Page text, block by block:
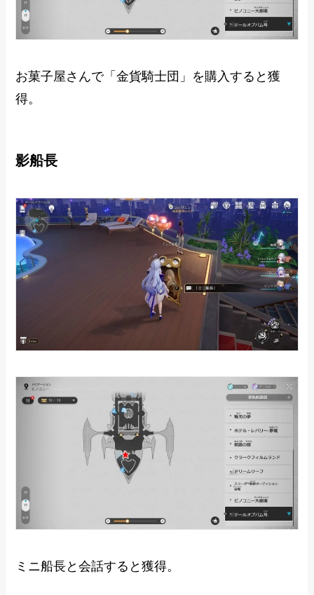
お菓子屋さんで「金貨騎士団」を購入すると獲
得。
影船長
ミニ船長と会話すると獲得。